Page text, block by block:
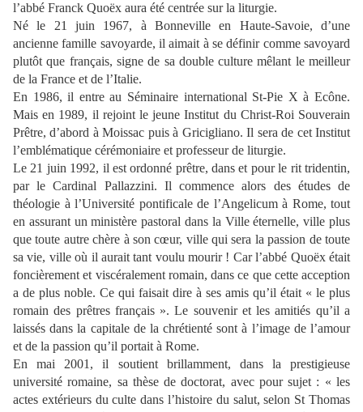
l’abbé Franck Quoëx aura été centrée sur la liturgie.
Né le 21 juin 1967, à Bonneville en Haute-Savoie, d’une
ancienne famille savoyarde, il aimait à se définir comme savoyard
plutôt que français, signe de sa double culture mêlant le meilleur
de la France et de l’Italie.
En 1986, il entre au Séminaire international St-Pie X à Ecône.
Mais en 1989, il rejoint le jeune Institut du Christ-Roi Souverain
Prêtre, d’abord à Moissac puis à Gricigliano. Il sera de cet Institut
l’emblématique cérémoniaire et professeur de liturgie.
Le 21 juin 1992, il est ordonné prêtre, dans et pour le rit tridentin,
par le Cardinal Pallazzini. Il commence alors des études de
théologie à l’Université pontificale de l’Angelicum à Rome, tout
en assurant un ministère pastoral dans la Ville éternelle, ville plus
que toute autre chère à son cœur, ville qui sera la passion de toute
sa vie, ville où il aurait tant voulu mourir ! Car l’abbé Quoëx était
foncièrement et viscéralement romain, dans ce que cette acception
a de plus noble. Ce qui faisait dire à ses amis qu’il était « le plus
romain des prêtres français ». Le souvenir et les amitiés qu’il a
laissés dans la capitale de la chrétienté sont à l’image de l’amour
et de la passion qu’il portait à Rome.
En mai 2001, il soutient brillamment, dans la prestigieuse
université romaine, sa thèse de doctorat, avec pour sujet : « les
actes extérieurs du culte dans l’histoire du salut, selon St Thomas